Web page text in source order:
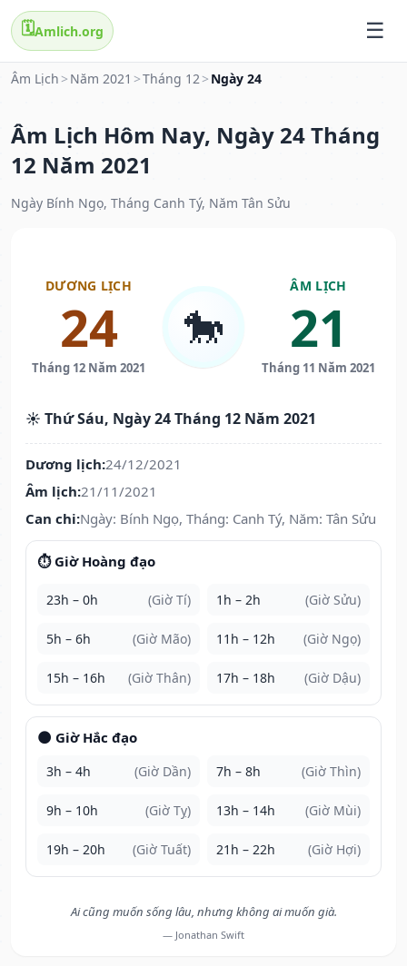
🗓️Amlich.org
Âm Lịch > Năm 2021 >Tháng 12> Ngày 24
Âm Lịch Hôm Nay, Ngày 24 Tháng
12 Năm 2021
Ngày Bính Ngọ, Tháng Canh Tý, Năm Tân Sửu
DƯƠNG LỊCH
24
Tháng 12 Năm 2021
🐎
ÂM LỊCH
21
Tháng 11 Năm 2021
☀️ Thứ Sáu, Ngày 24 Tháng 12 Năm 2021
Dương lịch:24/12/2021
Âm lịch:21/11/2021
Can chi:Ngày: Bính Ngọ, Tháng: Canh Tý, Năm: Tân Sửu
⏱️ Giờ Hoàng đạo
23h – 0h (Giờ Tí) 1h – 2h (Giờ Sửu)
5h – 6h (Giờ Mão) 11h – 12h (Giờ Ngọ)
15h – 16h (Giờ Thân) 17h – 18h (Giờ Dậu)
🌑 Giờ Hắc đạo
3h – 4h (Giờ Dần) 7h – 8h (Giờ Thìn)
9h – 10h (Giờ Tỵ) 13h – 14h (Giờ Mùi)
19h – 20h (Giờ Tuất) 21h – 22h (Giờ Hợi)
Ai cũng muốn sống lâu, nhưng không ai muốn già.
— Jonathan Swift